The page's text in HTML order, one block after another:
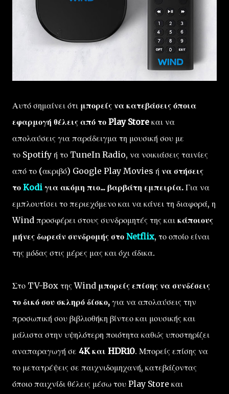
Αυτό σημαίνει ότι μπορείς να κατεβάσεις όποια
εφαρμογή θέλεις από το Play Store και να
απολαύσεις για παράδειγμα τη μουσική σου με
το Spotify ή το TuneIn Radio, να νοικιάσεις ταινίες
από το (ακριβό) Google Play Movies ή να στήσεις
το Kodi για ακόμη πιο... βαρβάτη εμπειρία. Για να
εμπλουτίσει το περιεχόμενο και να κάνει τη διαφορά, η
Wind προσφέρει στους συνδρομητές της και κάποιους
μήνες δωρεάν συνδρομής στο Netflix, το οποίο είναι
της μόδας στις μέρες μας και όχι άδικα.
Στο TV-Box της Wind μπορείς επίσης να συνδέσεις
το δικό σου σκληρό δίσκο, για να απολαύσεις την
προσωπική σου βιβλιοθήκη βίντεο και μουσικής και
μάλιστα στην υψηλότερη ποιότητα καθώς υποστηρίζει
αναπαραγωγή σε 4K και HDR10. Μπορείς επίσης να
το μετατρέψεις σε παιχνιδομηχανή, κατεβάζοντας
όποιο παιχνίδι θέλεις μέσω του Play Store και